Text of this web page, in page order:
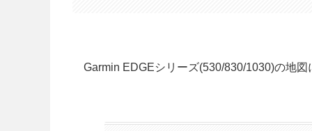
Garmin EDGEシリーズ(530/830/1030)の地